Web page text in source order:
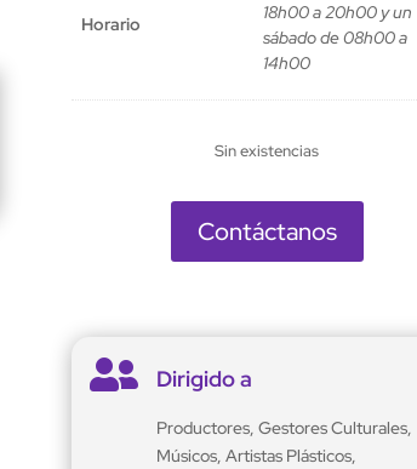
Horario
18h00 a 20h00 y un
sábado de 08h00 a
14h00
Sin existencias
Contáctanos
 Dirigido a
Productores, Gestores Culturales,
Músicos, Artistas Plásticos,